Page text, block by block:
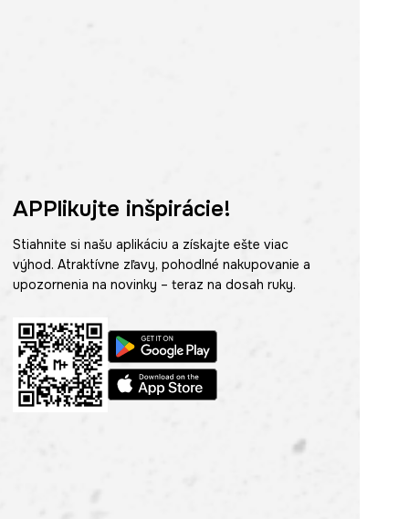
APPlikujte inšpirácie!
Stiahnite si našu aplikáciu a získajte ešte viac
výhod. Atraktívne zľavy, pohodlné nakupovanie a
upozornenia na novinky – teraz na dosah ruky.